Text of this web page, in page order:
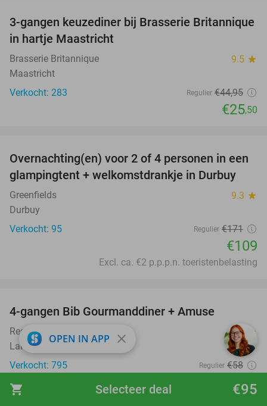
shopping_cart €95
Selecteer deal
43%
3-gangen keuzediner bij Brasserie Britannique
in hartje Maastricht
Brasserie Britannique 9.5 star
Maastricht
Verkocht: 283
Regulier €44,95
€25,50
36%
Overnachting(en) voor 2 of 4 personen in een
glampingtent + welkomstdrankje in Durbuy
Greenfields 9.3 star
Durbuy
Verkocht: 95
Regulier €171
€109
Excl. ca. €2 p.p.p.n. toeristenbelasting
4-gangen Bib Gourmanddiner + Amuse
Restaurant Magnific 9.6 star
Lanaken
Verkocht: 795
Regulier €58
€44
OPEN IN APP close